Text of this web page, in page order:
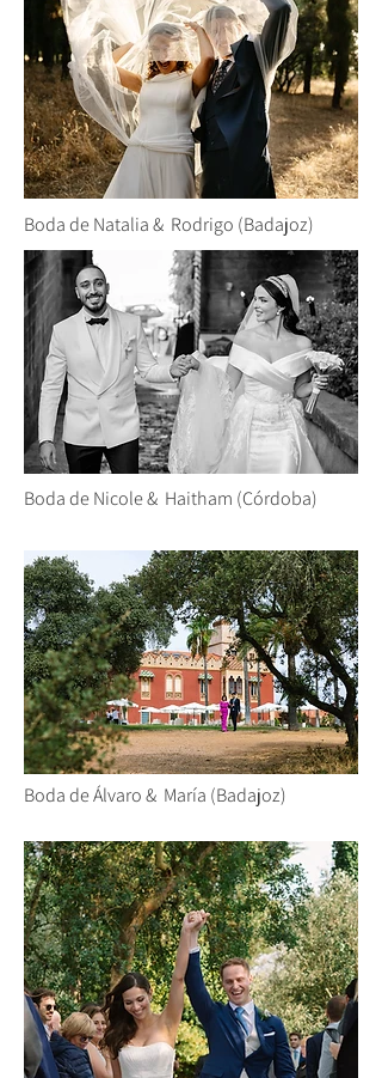
Boda de Nicole & Haitham (Córdoba)
Boda de Álvaro & María (Badajoz)
Boda de Natalia & Rodrigo (Badajoz)